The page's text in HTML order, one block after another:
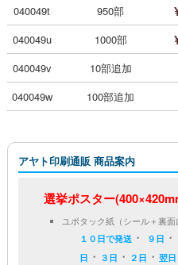
040049t 950部
040049u 1000部
040049v 10部追加
040049w 100部追加
アヤト印刷通販 商品案内
選挙ポスター
ユポタック紙（シール＋裏
１０日で発送 ・ ９日 ・
日 ・ ３日 ・ ２日 ・翌日